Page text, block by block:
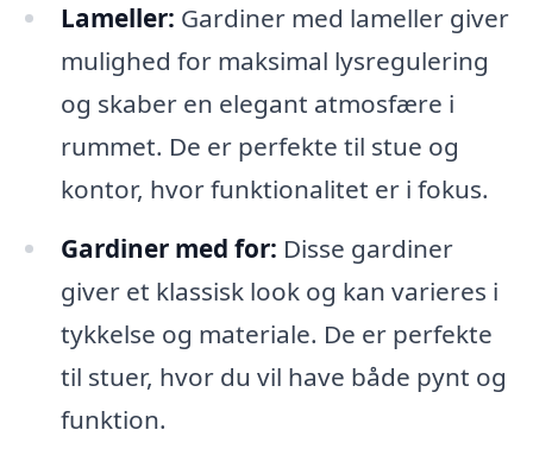
Lameller: Gardiner med lameller giver
mulighed for maksimal lysregulering
og skaber en elegant atmosfære i
rummet. De er perfekte til stue og
kontor, hvor funktionalitet er i fokus.
Gardiner med for: Disse gardiner
giver et klassisk look og kan varieres i
tykkelse og materiale. De er perfekte
til stuer, hvor du vil have både pynt og
funktion.